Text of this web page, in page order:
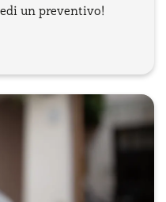
un preventivo!